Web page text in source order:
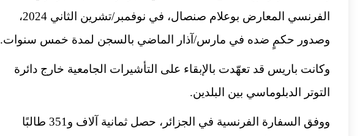
الفرنسي المعارض بوعلام صنصال
، في نوفمبر/تشرين الثاني 2024،
وصدور حكمٍ ضده في مارس/آذار الماضي بالسجن لمدة خمس سنوات.
وكانت باريس قد تعهّدت بالإبقاء على التأشيرات الجامعية خارج دائرة
التوتر الدبلوماسي بين البلدين.
ووفق السفارة الفرنسية في الجزائر، حصل ثمانية آلاف و351 طالبًا